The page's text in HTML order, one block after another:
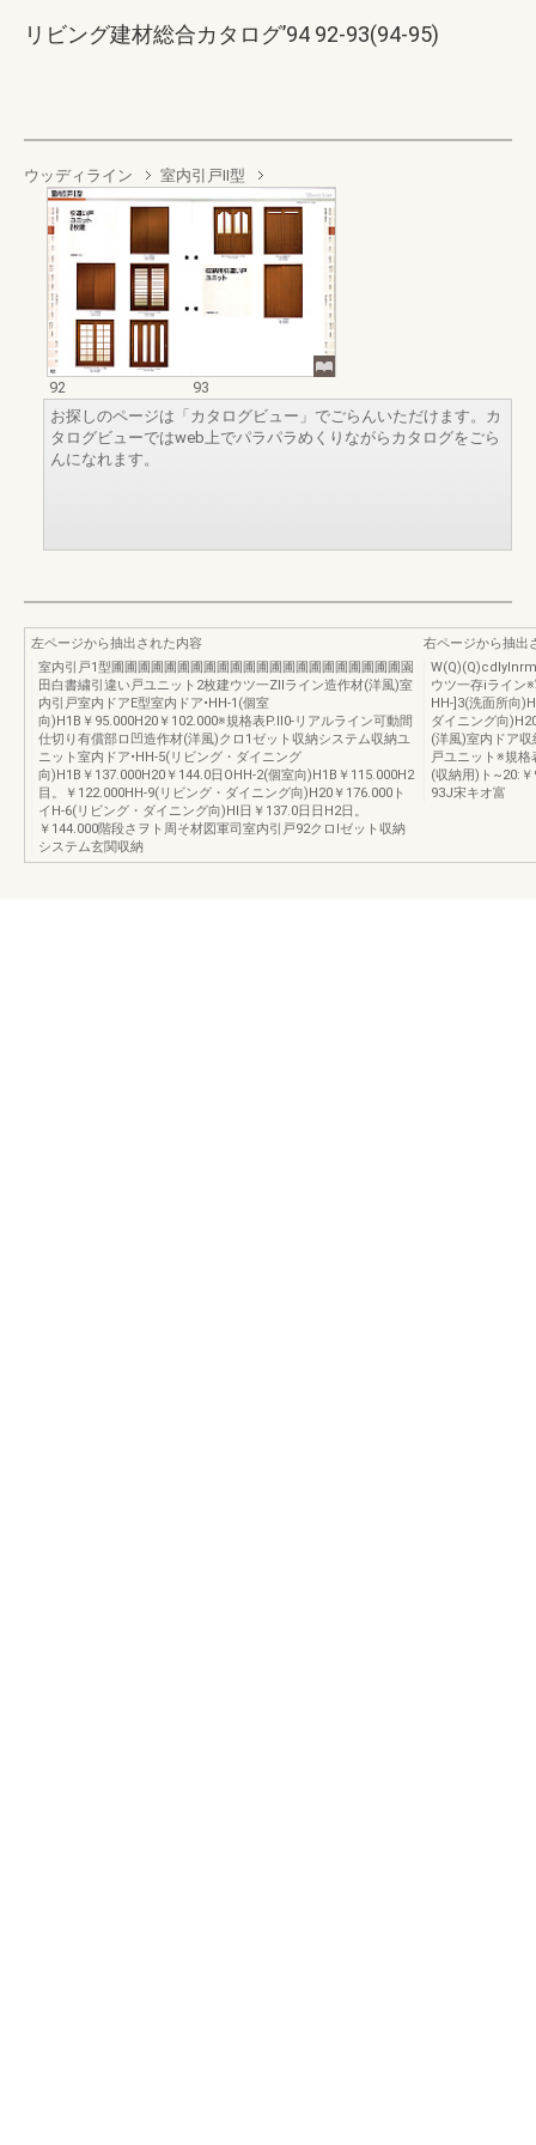
リビング建材総合カタログ’94 92-93(94-95)
ウッディライン 室内引戸Ⅱ型
92
93
お探しのページは「カタログビュー」でごらんいただけます。カ
タログビューではweb上でパラパラめくりながらカタログをごら
んになれます。
左ページから抽出された内容
室内引戸1型圃圃圃圃圃圃圃圃圃圃圃圃圃圃圃圃圃圃圃圃圃圃園
田白書繍引違い戸ユニット2枚建ウツ一Zllライン造作材(洋風)室
内引戸室内ドアE型室内ドア•HH-1(個室
向)H1B￥95.000H20￥102.000※規格表P.ll0-リアルライン可動間
仕切り有償部ロ凹造作材(洋風)クロ1ゼット収納システム収納ユ
ニット室内ドア•HH-5(リビング・ダイニング
向)H1B￥137.000H20￥144.0日OHH-2(個室向)H1B￥115.000H2
目。￥122.000HH-9(リビング・ダイニング向)H20￥176.000ト
イH-6(リビング・ダイニング向)Hl日￥137.0日日H2日。
￥144.000階段さヲト周そ材図軍司室内引戸92クロlゼット収納
システム玄関収納
右ページから抽出
ウツ一存iライン
HH-]3(洗面所向
ダイニング向
(洋風)室内ドア
戸ユニット※規格
(収納用)ト~20:
93J宋キオ富